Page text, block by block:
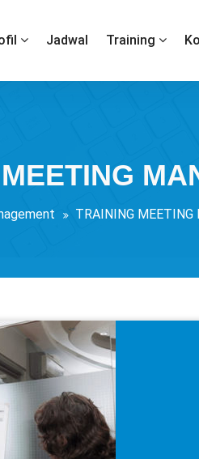
Jadwal Training
TRAINING MEETING